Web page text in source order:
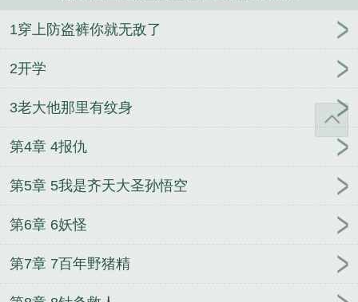
1穿上防盗裤你就无敌了
2开学
3老大他那里有纹身
第4章 4报仇
第5章 5我是齐天大圣孙悟空
第6章 6妖怪
第7章 7百年野猪精